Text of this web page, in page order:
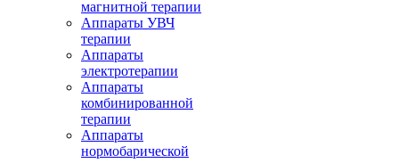
магнитной терапии
Аппараты УВЧ
терапии
Аппараты
электротерапии
Аппараты
комбинированной
терапии
Аппараты
нормобарической